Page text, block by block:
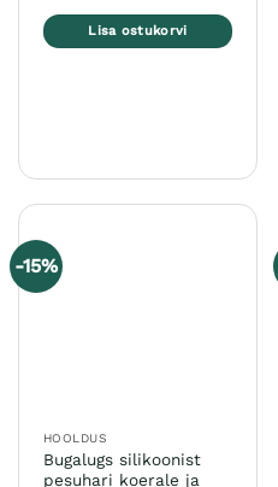
Lisa ostukorvi
-15%
HOOLDUS
Bugalugs silikoonist
pesuhari koerale ja